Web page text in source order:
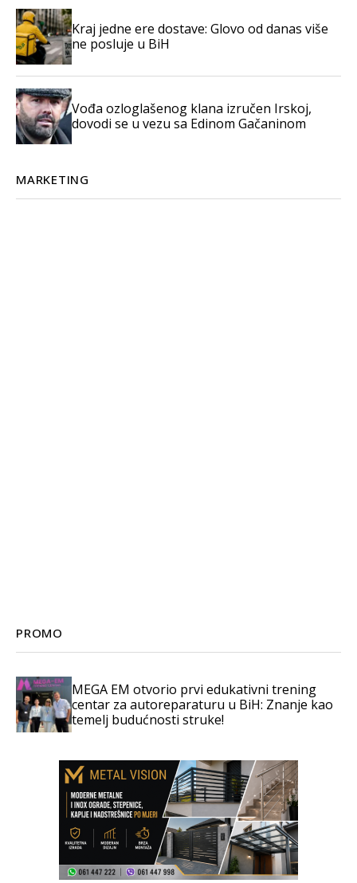
Kraj jedne ere dostave: Glovo od danas više
ne posluje u BiH
Vođa ozloglašenog klana izručen Irskoj,
dovodi se u vezu sa Edinom Gačaninom
MARKETING
PROMO
MEGA EM otvorio prvi edukativni trening
centar za autoreparaturu u BiH: Znanje kao
temelj budućnosti struke!